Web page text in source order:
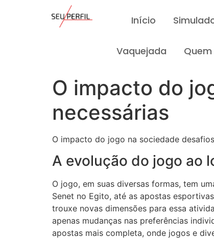
Início
Vaquejada
O impacto do
necessárias
O impacto do jogo na sociedade
A evolução do jogo ao
O jogo, em suas diversas formas, tem
Senet no Egito, até as apostas
trouxe novas dimensões para essa
apenas mudanças nas preferências
apostas mais completa, onde jogos e